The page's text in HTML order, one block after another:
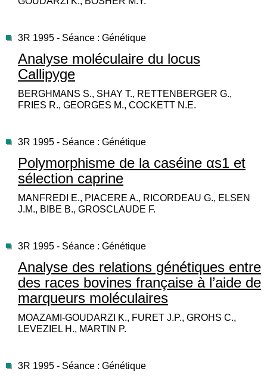
3R 1995 - Séance : Génétique
Analyse moléculaire du locus
Callipyge
BERGHMANS S., SHAY T., RETTENBERGER G.,
FRIES R., GEORGES M., COCKETT N.E.
3R 1995 - Séance : Génétique
Polymorphisme de la caséine αs1 et
sélection caprine
MANFREDI E., PIACERE A., RICORDEAU G., ELSEN
J.M., BIBE B., GROSCLAUDE F.
3R 1995 - Séance : Génétique
Analyse des relations génétiques entre
des races bovines française à l’aide de
marqueurs moléculaires
MOAZAMI-GOUDARZI K., FURET J.P., GROHS C.,
LEVEZIEL H., MARTIN P.
3R 1995 - Séance : Génétique